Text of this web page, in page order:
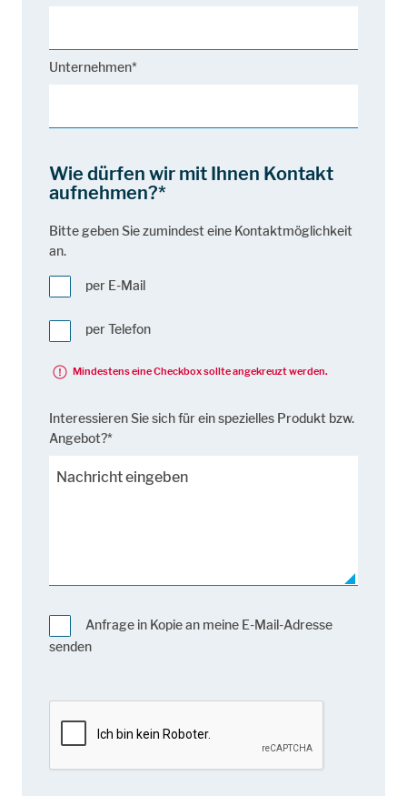
Unternehmen*
Wie dürfen wir mit Ihnen Kontakt
aufnehmen?*
Bitte geben Sie zumindest eine Kontaktmöglichkeit
an.
per E-Mail
per Telefon
Mindestens eine Checkbox sollte angekreuzt werden.
Interessieren Sie sich für ein spezielles Produkt bzw.
Angebot?*
Anfrage in Kopie an meine E-Mail-Adresse
senden